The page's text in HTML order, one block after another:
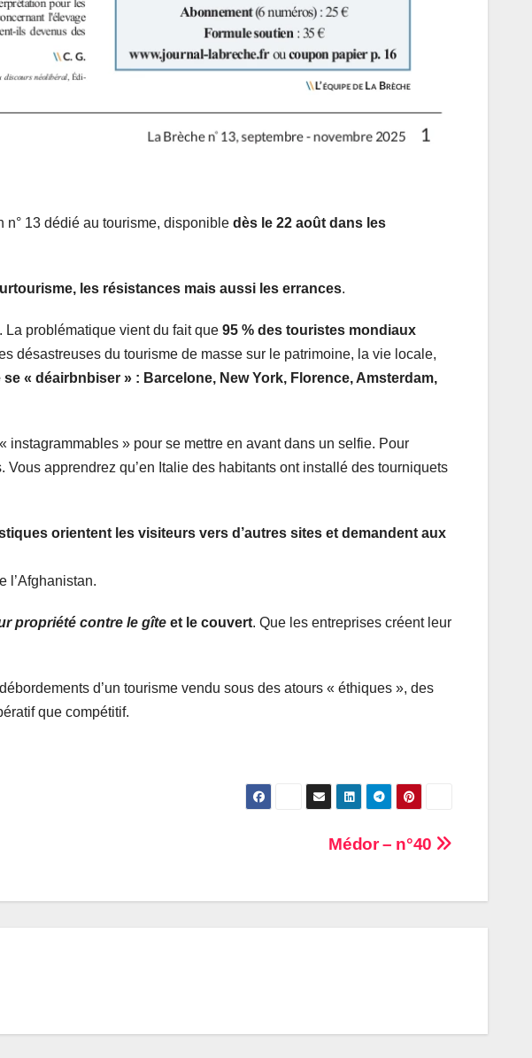
13 dédié au tourisme, disponible dès le 22 août dans les
les résistances mais aussi les errances.
problématique vient du fait que 95 % des touristes mondiaux
désastreuses du tourisme de masse sur le patrimoine, la vie locale,
« déairbnbiser » : Barcelone, New York, Florence, Amsterdam,
» pour se mettre en avant dans un selfie. Pour
apprendrez qu’en Italie des habitants ont installé des tourniquets
orientent les visiteurs vers d’autres sites et demandent aux
l’Afghanistan.
propriété contre le gîte et le couvert. Que les entreprises créent leur
d’un tourisme vendu sous des atours « éthiques », des
que compétitif.
Médor – n°40